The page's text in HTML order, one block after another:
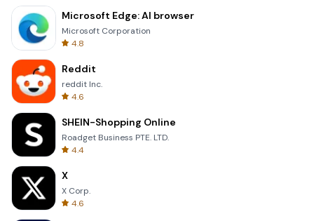
Microsoft Edge: AI browser
Microsoft Corporation
4.8
Reddit
reddit Inc.
4.6
SHEIN-Shopping Online
Roadget Business PTE. LTD.
4.4
X
X Corp.
4.6